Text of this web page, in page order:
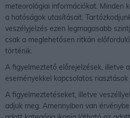
meteorológiai információkat. Minden
a hatóságok utasításait.
veszélyjelzés ezen legmagasabb
csak a meglehetősen ritkán
történik.
A figyelmeztető előrejelzések, illetve
eseményekkel kapcsolatos riasztások
A figyelmeztetéseket, illetve
adjuk meg. Amennyiben van